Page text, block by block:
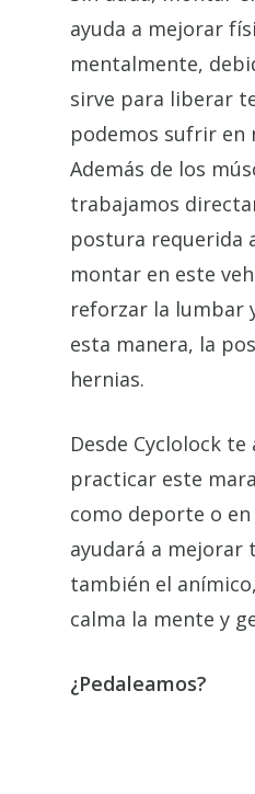
ayuda a mejorar
mentalmente,
sirve para liberar
podemos sufrir en
Además de los
trabajamos
postura requerida
montar en este
reforzar la lumbar
esta manera, la
hernias.
Desde Cyclolock
practicar este
como deporte o
ayudará a mejorar
también el
calma la mente y
¿Pedaleamos?